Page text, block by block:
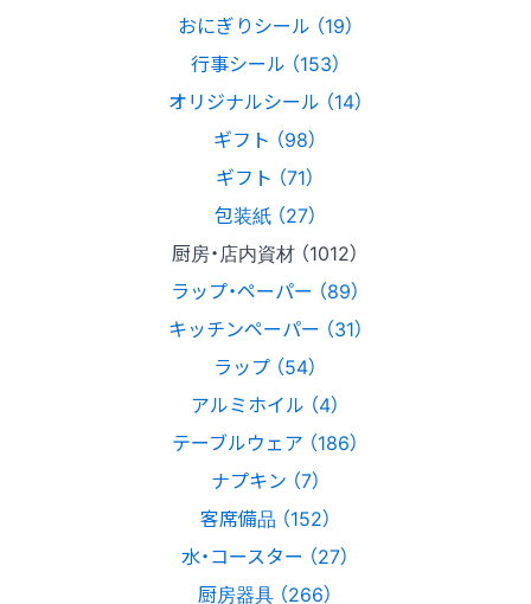
おにぎりシール （19）
行事シール （153）
オリジナルシール （14）
ギフト （98）
ギフト （71）
包装紙 （27）
厨房・店内資材 （1012）
ラップ・ペーパー （89）
キッチンペーパー （31）
ラップ （54）
アルミホイル （4）
テーブルウェア （186）
ナプキン （7）
客席備品 （152）
水・コースター （27）
厨房器具 （266）